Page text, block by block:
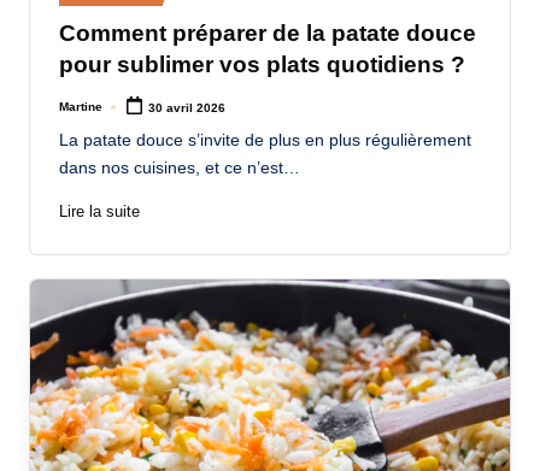
in
Comment préparer de la patate douce
pour sublimer vos plats quotidiens ?
Posted
Martine 30 avril 2026
La patate douce s’invite de plus en plus régulièrement
dans nos cuisines, et ce n’est…
Lire la suite